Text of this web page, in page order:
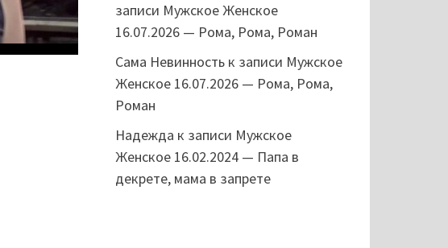
записи Мужское Женское
16.07.2026 — Рома, Рома, Роман
Сама Невинностьк записи Мужское
Женское 16.07.2026 — Рома, Рома,
Роман
Надежда к записи Мужское
Женское 16.02.2024 — Папа в
декрете, мама в запрете